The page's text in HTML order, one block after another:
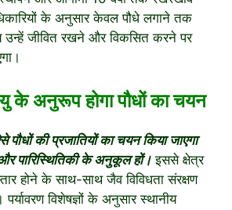
के अनुसार केवल पौधे लगाने तक
उन्हें जीवित रखने और विकसित करने पर
के अनुरूप होगा पौधों का चयन
पौधों की प्रजातियों का चयन किया जाएगा
पारिस्थितिकी के अनुकूल हों। इससे क्षेत्र
होने के साथ-साथ जैव विविधता संरक्षण
पर्यावरण विशेषज्ञों के अनुसार स्थानीय